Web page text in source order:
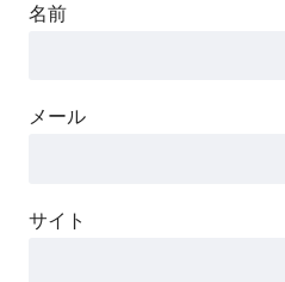
名前
メール
サイト